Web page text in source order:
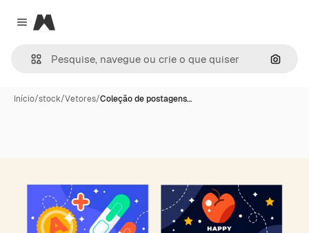
Close menu
Magnific
Início/stock/Vetores/Coleção de postagens…